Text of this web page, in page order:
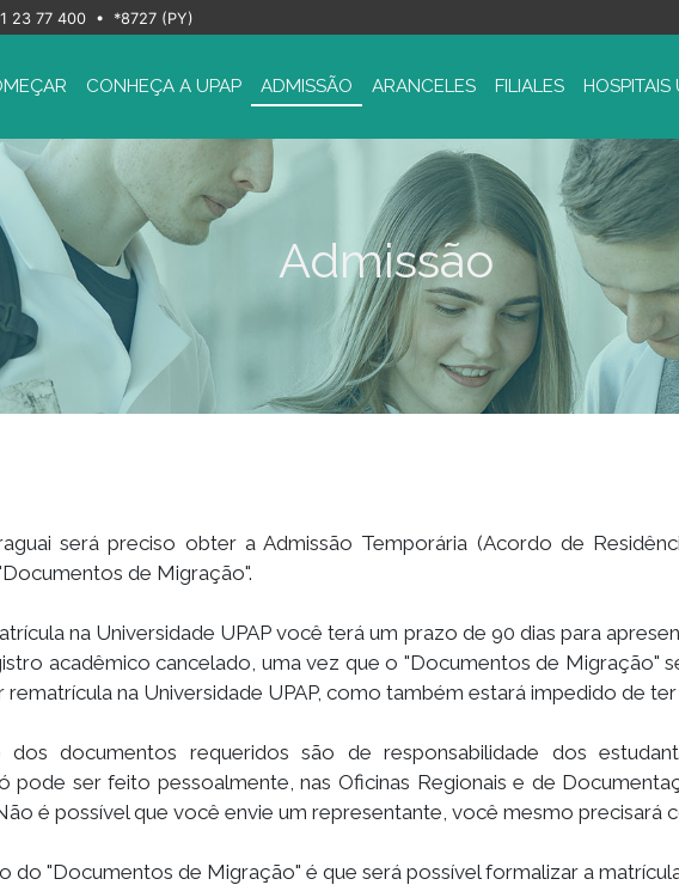
23 77 400 • *8727 (PY)
CONHEÇA A UPAP ADMISSÃO ARANCELES FILIALES HOSPITAIS
Admissão
será preciso obter a Admissão Temporária (Acordo de
de Migração".
na Universidade UPAP você terá um prazo de 90 dias para
acadêmico cancelado, uma vez que o "Documentos de Migração"
na Universidade UPAP, como também estará impedido de
documentos requeridos são de responsabilidade dos
pode ser feito pessoalmente, nas Oficinas Regionais e de
é possível que você envie um representante, você mesmo precisará
"Documentos de Migração" é que será possível formalizar a matrícula